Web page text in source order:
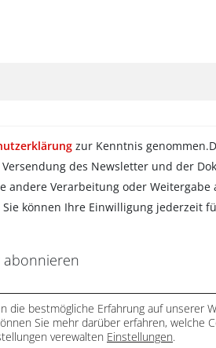
zur Kenntnis
des Newsletter und der
andere Verarbeitung oder Weitergabe
können Ihre Einwilligung jederzeit
abonnieren
die bestmögliche Erfahrung auf unserer
Sie mehr darüber erfahren, welche
verewalten Einstellungen.